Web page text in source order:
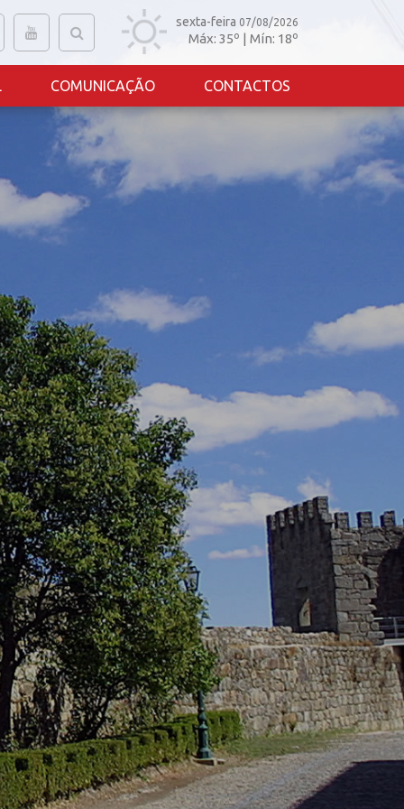
sexta-feira 07/08/2026
Máx: 35º | Mín: 18º
COMUNICAÇÃO CONTACTOS